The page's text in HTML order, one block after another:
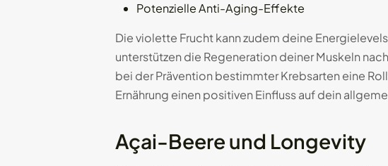
Potenzielle Anti-Aging-Effekte
Die violette Frucht kann zudem deine
unterstützen die Regeneration deiner Muskeln
bei der Prävention bestimmter Krebsarten eine
Ernährung einen positiven Einfluss auf dein
Açai-Beere und Longevity